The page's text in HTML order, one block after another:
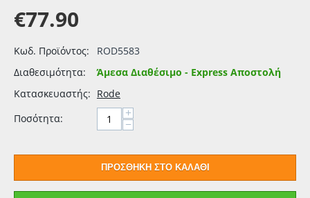
€77.90
Κωδ. Προϊόντος:
ROD5583
Διαθεσιμότητα:
Άμεσα Διαθέσιμο - Express Αποστολή
Κατασκευαστής: Rode
Ποσότητα:
+
−
ΠΡΟΣΘΉΚΗ ΣΤΟ ΚΑΛΆΘΙ